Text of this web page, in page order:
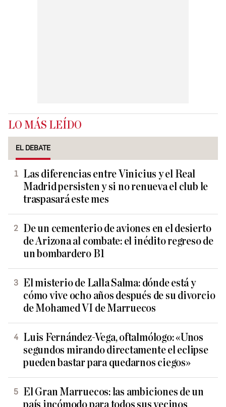
LO MÁS LEÍDO
EL DEBATE
Las diferencias entre Vinicius y el Real
Madrid persisten y si no renueva el club le
traspasará este mes
De un cementerio de aviones en el desierto
de Arizona al combate: el inédito regreso de
un bombardero B1
El misterio de Lalla Salma: dónde está y
cómo vive ocho años después de su divorcio
de Mohamed VI de Marruecos
Luis Fernández-Vega, oftalmólogo: «Unos
segundos mirando directamente el eclipse
pueden bastar para quedarnos ciegos»
El Gran Marruecos: las ambiciones de un
país incómodo para todos sus vecinos